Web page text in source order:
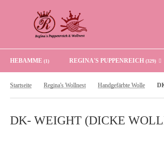
HEBAMME (1) REGINA'S PUPPENREICH (329)
Startseite Regina's Wollnest Handgefärbte Wolle
DK- WEIGHT (DICKE